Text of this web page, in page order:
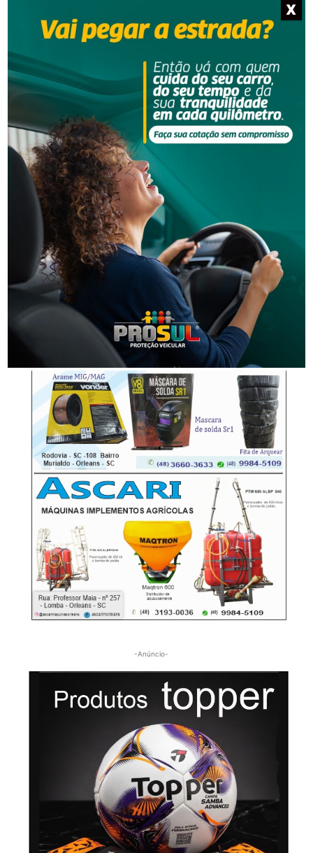
Polícia Militar apreende adolescente com moto
Segurança
PM recupera duas motos furtadas, uma delas usada
em assalto a um posto de combustível
-Anúncio-
-Anúncio-
X